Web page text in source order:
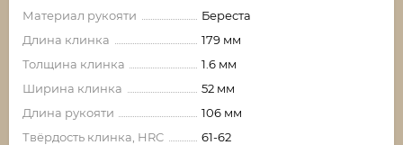
Материал рукояти
Береста
Длина клинка
179 мм
Толщина клинка
1.6 мм
Ширина клинка
52 мм
Длина рукояти
106 мм
Твёрдость клинка, HRC
61-62